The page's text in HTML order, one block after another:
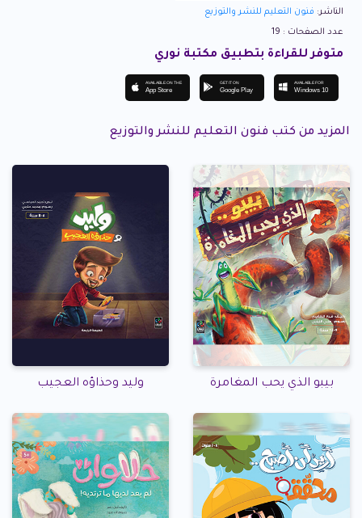
الناشر: فنون التعليم للنشر والتوزيع
عدد الصفحات : 19
متوفر للقراءة بتطبيق مكتبة نوري
AVAILABLE ON THE
App Store
GET IT ON
Google Play
AVAILABLE FOR
Windows 10
المزيد من كتب فنون التعليم للنشر والتوزيع
بيبو الذي يحب المغامرة وليد وحذاؤه العجيب